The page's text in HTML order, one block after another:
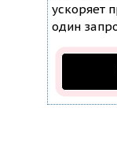
ускоряет
один